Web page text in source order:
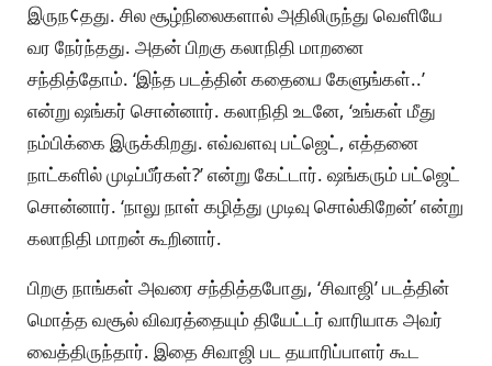
இருந¢தது. சில சூழ்நிலைகளால் அதிலிருந்து வெளியே
வர நேர்ந்தது. அதன் பிறகு கலாநிதி மாறனை
சந்தித்தோம். ‘இந்த படத்தின் கதையை கேளுங்கள்..’
என்று ஷங்கர் சொன்னார். கலாநிதி உடனே, ‘உங்கள் மீது
நம்பிக்கை இருக்கிறது. எவ்வளவு பட்ஜெட், எத்தனை
நாட்களில் முடிப்பீர்கள்?’ என்று கேட்டார். ஷங்கரும் பட்ஜெட்
சொன்னார். ‘நாலு நாள் கழித்து முடிவு சொல்கிறேன்’ என்று
கலாநிதி மாறன் கூறினார்.
பிறகு நாங்கள் அவரை சந்தித்தபோது, ‘சிவாஜி’ படத்தின்
மொத்த வசூல் விவரத்தையும் தியேட்டர் வாரியாக அவர்
வைத்திருந்தார். இதை சிவாஜி பட தயாரிப்பாளர் கூட